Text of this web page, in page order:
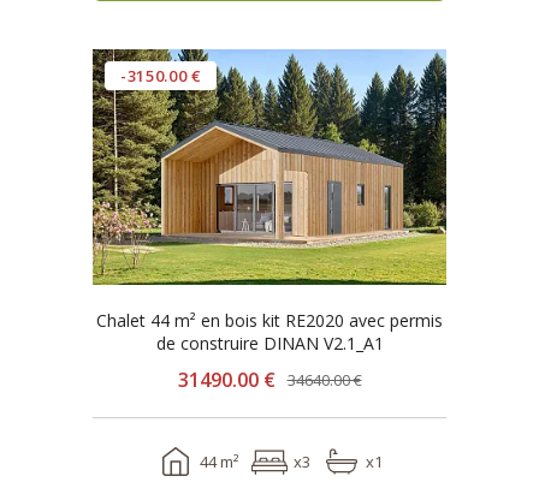
-3150.00 €
Chalet 44 m² en bois kit RE2020 avec permis
de construire DINAN V2.1_A1
31490.00 € 34640.00 €
44 m² x3 x1